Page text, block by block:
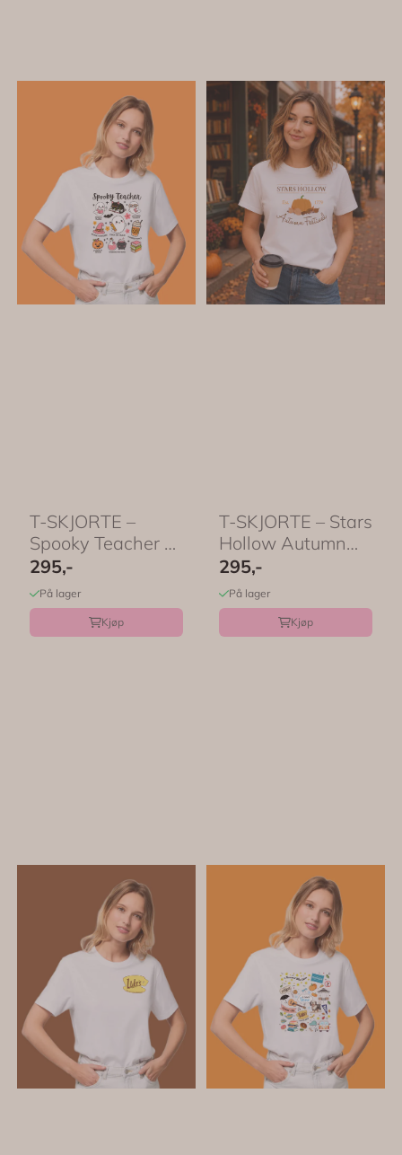
T-SKJORTE –
Spooky Teacher –
Festligetrykk
295,-
På lager
Kjøp
T-SKJORTE – Stars
Hollow Autumn
Festival – ...
295,-
På lager
Kjøp